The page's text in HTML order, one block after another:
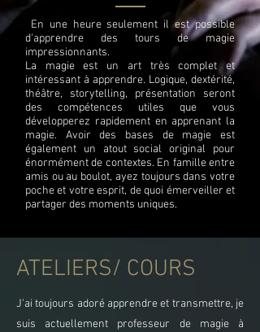
En une heure seulement il est possible
d'apprendre des tours de magie
impressionnants.
La magie est un art très complet et
intéressant à apprendre. Logique, dextérité,
théâtre, storytelling, présentation seront
des compétences utiles que vous
développerez rapidement en apprenant la
magie. Avoir des bases de magie est
également un atout social original pour
énormément de contextes. En famille entre
amis ou au boulot, ayez toujours dans votre
poche et votre esprit, de quoi émerveiller et
partager des moments uniques.
ATELIERS/ COURS
J'ai toujours adoré apprendre et transmettre, je
suis actuellement professeur de magie à